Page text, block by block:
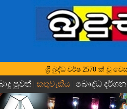
ශ්‍රී බුද්ධ වර්ෂ 2570 ක් වූ
පුවත් | කතුවැකිය | බෞද්ධ